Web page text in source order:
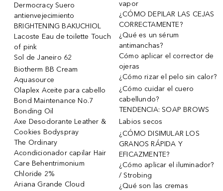
Dermocracy Suero
antienvejecimiento
BRIGHTENING BAKUCHIOL
Lacoste Eau de toilette Touch
of pink
Sol de Janeiro 62
Biotherm BB Cream
Aquasource
Olaplex Aceite para cabello
Bond Maintenance No.7
Bonding Oil
Axe Desodorante Leather &
Cookies Bodyspray
The Ordinary
Acondicionador capilar Hair
Care Behentrimonium
Chloride 2%
Ariana Grande Cloud
vapor
¿CÓMO DEPILAR LAS CEJAS
CORRECTAMENTE?
¿Qué es un sérum
antimanchas?
Cómo aplicar el corrector de
ojeras
¿Cómo rizar el pelo sin calor?
¿Cómo cuidar el cuero
cabellundo?
TENDENCIA: SOAP BROWS
Labios secos
¿CÓMO DISIMULAR LOS
GRANOS RÁPIDA Y
EFICAZMENTE?
¿Cómo aplicar el iluminador?
/ Strobing
¿Qué son las cremas